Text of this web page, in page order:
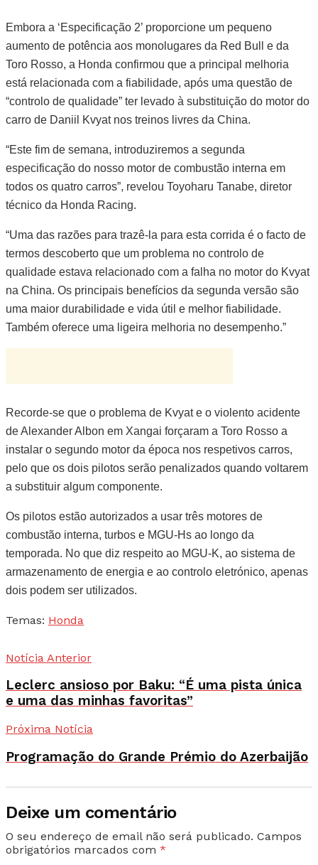
Embora a ‘Especificação 2’ proporcione um pequeno
aumento de potência aos monolugares da Red Bull e da
Toro Rosso, a Honda confirmou que a principal melhoria
está relacionada com a fiabilidade, após uma questão de
“controlo de qualidade” ter levado à substituição do motor do
carro de Daniil Kvyat nos treinos livres da China.
“Este fim de semana, introduziremos a segunda
especificação do nosso motor de combustão interna em
todos os quatro carros”, revelou Toyoharu Tanabe, diretor
técnico da Honda Racing.
“Uma das razões para trazê-la para esta corrida é o facto de
termos descoberto que um problema no controlo de
qualidade estava relacionado com a falha no motor do Kvyat
na China. Os principais benefícios da segunda versão são
uma maior durabilidade e vida útil e melhor fiabilidade.
Também oferece uma ligeira melhoria no desempenho.”
Recorde-se que o problema de Kvyat e o violento acidente
de Alexander Albon em Xangai forçaram a Toro Rosso a
instalar o segundo motor da época nos respetivos carros,
pelo que os dois pilotos serão penalizados quando voltarem
a substituir algum componente.
Os pilotos estão autorizados a usar três motores de
combustão interna, turbos e MGU-Hs ao longo da
temporada. No que diz respeito ao MGU-K, ao sistema de
armazenamento de energia e ao controlo eletrónico, apenas
dois podem ser utilizados.
Temas: Honda
Notícia Anterior
Leclerc ansioso por Baku: “É uma pista única
e uma das minhas favoritas”
Próxima Notícia
Programação do Grande Prémio do Azerbaijão
Deixe um comentário
O seu endereço de email não será publicado. Campos
obrigatórios marcados com *